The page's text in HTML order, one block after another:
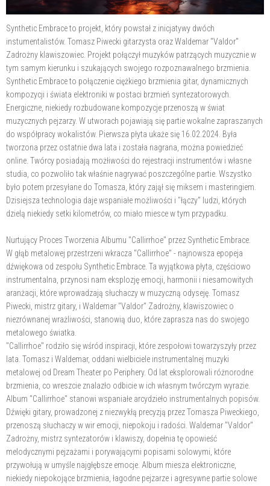
Synthetic Embrace to projekt, który powstał z inicjatywy dwóch
instumentalistów. Tomasz Piwecki gitarzysta oraz Waldemar "Valdor"
Zadrożny klawiszowiec. Projekt połączył muzyków patrzących muzycznie w
tym samym kierunku i szukających swojego rozpoznawalnego brzmienia.
Synthetic Embrace to połączenie ciężkiego brzmienia gitar, dynamicznych
kompozycji i świata elektroniki w postaci brzmień syntezatorowych.
Energiczne, niekiedy rozbudowane kompozycje przenoszą w świat
muzycznych pejzarzy. W utworach pojawiają się partie wokalne zapraszanych
do współpracy wokalistów. Pierwsza płyta ukaże się 16.02.2024. Była
tworzona przez ostatnie dwa lata i została nagrana, można powiedzieć
online. Twórcy posiadają możłiwości do rejestracji instrumentów i własne
studia, co pozwoliło tak właśnie nagrywać poszczególne partie. Wszystko
było potem przesyłane do Tomasza, który zajął się miksem i masteringiem.
Dzisiejsza technologia daje wspaniałe możliwości i "łączy" ludzi, których
dzielą niekiedy setki kilometrów, co miało miesce w tym przypadku.
Nurtujący Proces Tworzenia Albumu "Callirrhoe" przez Synthetic Embrace.
W głąb metalowej przestrzeni wkracza "Callirrhoe" - najnowsza epopeja
dźwiękowa od zespołu Synthetic Embrace. Ta wyjątkowa płyta, częściowo
instrumentalna, przynosi nam eksplozję emocji, harmonii i niesamowitych
aranżacji, które wprowadzają słuchaczy w muzyczną odyseję. Tomasz
Piwecki, mistrz gitary, i Waldemar "Valdor" Zadrożny, klawiszowiec o
niezrównanej wrażliwości, stanowią duo, które zaprasza nas do swojego
metalowego światka.
"Callirrhoe" rodziło się wśród inspiracji, które zespołowi towarzyszyły przez
lata. Tomasz i Waldemar, oddani wielbiciele instrumentalnej muzyki
metalowej od Dream Theater po Periphery. Od lat eksplorowali różnorodne
brzmienia, co wreszcie znalazło odbicie w ich własnym twórczym wyrazie.
Album "Callirrhoe" stanowi wspaniałe arcydzieło instrumentalnych popisów.
Dźwięki gitary, prowadzonej z niezwykłą precyzją przez Tomasza Piweckiego,
przenoszą słuchaczy w wir emocji, niepokoju i radości. Waldemar "Valdor"
Zadrożny, mistrz syntezatorów i klawiszy, dopełnia tę opowieść
melodycznymi pejzażami i porywającymi popisami solowymi, które
przywołują w umyśle najgłębsze emocje. Album miesza elektroniczne,
niekiedy niepokojące brzmienia, łagodne pejzarze i agresywne partie solowe